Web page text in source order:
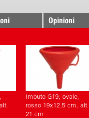
Opinioni
Imbuto G19, ovale,
rosso 19x12.5 cm, alt.
21 cm